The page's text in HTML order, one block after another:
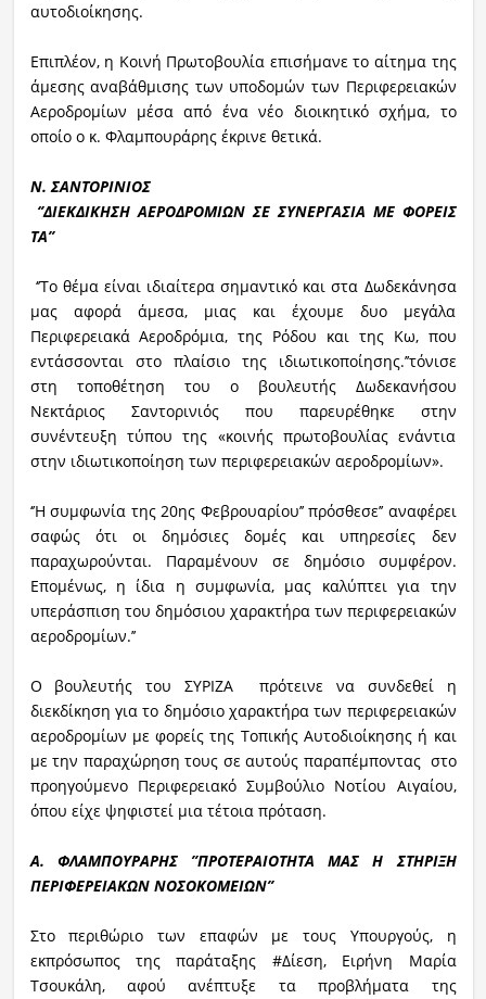
αυτοδιοίκησης.
Επιπλέον, η Κοινή Πρωτοβουλία επισήμανε το αίτημα της
άμεσης αναβάθμισης των υποδομών των Περιφερειακών
Αεροδρομίων μέσα από ένα νέο διοικητικό σχήμα, το
οποίο ο κ. Φλαμπουράρης έκρινε θετικά.
Ν. ΣΑΝΤΟΡΙΝΙΟΣ
‘’ΔΙΕΚΔΙΚΗΣΗ ΑΕΡΟΔΡΟΜΙΩΝ ΣΕ ΣΥΝΕΡΓΑΣΙΑ ΜΕ ΦΟΡΕΙΣ
ΤΑ’’
‘’Το θέμα είναι ιδιαίτερα σημαντικό και στα Δωδεκάνησα
μας αφορά άμεσα, μιας και έχουμε δυο μεγάλα
Περιφερειακά Αεροδρόμια, της Ρόδου και της Κω, που
εντάσσονται στο πλαίσιο της ιδιωτικοποίησης.’’τόνισε
στη τοποθέτηση του ο βουλευτής Δωδεκανήσου
Νεκτάριος Σαντορινιός που παρευρέθηκε στην
συνέντευξη τύπου της «κοινής πρωτοβουλίας ενάντια
στην ιδιωτικοποίηση των περιφερειακών αεροδρομίων».
‘’Η συμφωνία της 20ης Φεβρουαρίου’’ πρόσθεσε’’ αναφέρει
σαφώς ότι οι δημόσιες δομές και υπηρεσίες δεν
παραχωρούνται. Παραμένουν σε δημόσιο συμφέρον.
Επομένως, η ίδια η συμφωνία, μας καλύπτει για την
υπεράσπιση του δημόσιου χαρακτήρα των περιφερειακών
αεροδρομίων.’’
Ο βουλευτής του ΣΥΡΙΖΑ πρότεινε να συνδεθεί η
διεκδίκηση για το δημόσιο χαρακτήρα των περιφερειακών
αεροδρομίων με φορείς της Τοπικής Αυτοδιοίκησης ή και
με την παραχώρηση τους σε αυτούς παραπέμποντας στο
προηγούμενο Περιφερειακό Συμβούλιο Νοτίου Αιγαίου,
όπου είχε ψηφιστεί μια τέτοια πρόταση.
Α. ΦΛΑΜΠΟΥΡΑΡΗΣ ’’ΠΡΟΤΕΡΑΙΟΤΗΤΑ ΜΑΣ Η ΣΤΗΡΙΞΗ
ΠΕΡΙΦΕΡΕΙΑΚΩΝ ΝΟΣΟΚΟΜΕΙΩΝ’’
Στο περιθώριο των επαφών με τους Υπουργούς, η
εκπρόσωπος της παράταξης #Δίεση, Ειρήνη Μαρία
Τσουκάλη, αφού ανέπτυξε τα προβλήματα της